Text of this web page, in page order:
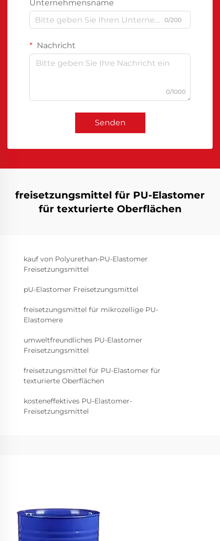
Unternehmensname
0/200
Nachricht
0/1000
Senden
freisetzungsmittel für PU-Elastomer
für texturierte Oberflächen
kauf von Polyurethan-PU-Elastomer
Freisetzungsmittel
pU-Elastomer Freisetzungsmittel
freisetzungsmittel für mikrozellige PU-
Elastomere
umweltfreundliches PU-Elastomer
Freisetzungsmittel
freisetzungsmittel für PU-Elastomer für
texturierte Oberflächen
kosteneffektives PU-Elastomer-
Freisetzungsmittel